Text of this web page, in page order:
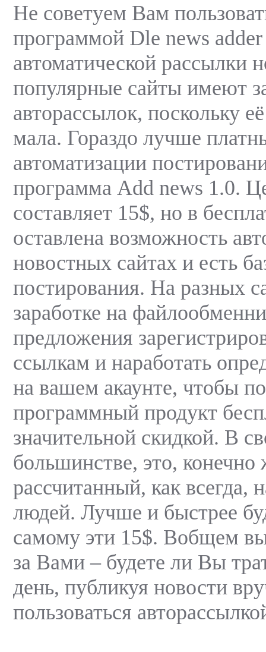
Не советуем Вам
программой Dle news
автоматической рассылки
популярные сайты имеют
авторассылок, поскольку
мала. Гораздо лучше
автоматизации
программа Add news 1.0.
составляет 15$, но в
оставлена возможность
новостных сайтах и есть
постирования. На разных
заработке на
предложения
ссылкам и наработать
на вашем акаунте, чтобы
программный продукт
значительной скидкой. В
большинстве, это,
рассчитанный, как всегда,
людей. Лучше и быстрее
самому эти 15$. Вобщем
за Вами – будете ли Вы
день, публикуя новости
пользоваться